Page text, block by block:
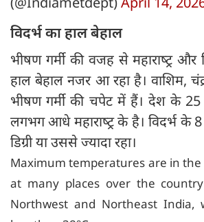
विदर्भ का हाल बेहाल
भीषण गर्मी की वजह से महाराष्‍ट्र और
हाल बेहाल नजर आ रहा है। वाशिम,
भीषण गर्मी की चपेट में हैं। देश के
लगभग आधे महाराष्‍ट्र के है। विदर्भ के 8
डिग्री या उससे ज्यादा रहा।
Maximum temperatures are in the
at many places over the
Northwest and Northeast India,